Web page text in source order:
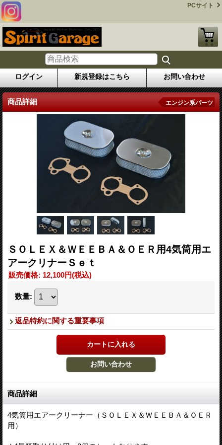
PCサイト
ログイン 新規登録はこちら お問い合わせ
商品詳細 エンジン系パーツ
ＳＯＬＥＸ＆ＷＥＥＢＡ＆ＯＥＲ用4気筒用エ
アークリナーＳｅｔ
販売価格: 12,100円(税込)
数量:
返品特約に関する重要事項
商品詳細
4気筒用エアークリーナー（ＳＯＬＥＸ＆ＷＥＥＢＡ＆ＯＥＲ
用）